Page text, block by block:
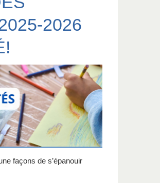
2026
façons de s’épanouir